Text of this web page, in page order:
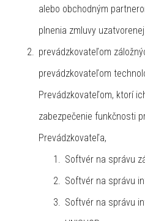
alebo obchodným
plnenia zmluvy
prevádzkovateľom
prevádzkovateľom
Prevádzkovateľom, ktorí
zabezpečenie funkčnosti
Prevádzkovateľa,
Softvér na správu
Softvér na správu
Softvér na správu